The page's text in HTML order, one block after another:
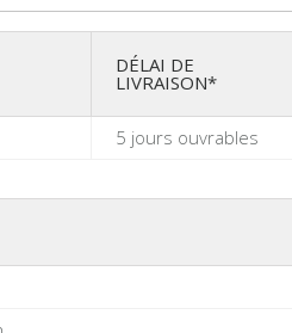
DÉLAI DE
LIVRAISON*
5 jours ouvrables